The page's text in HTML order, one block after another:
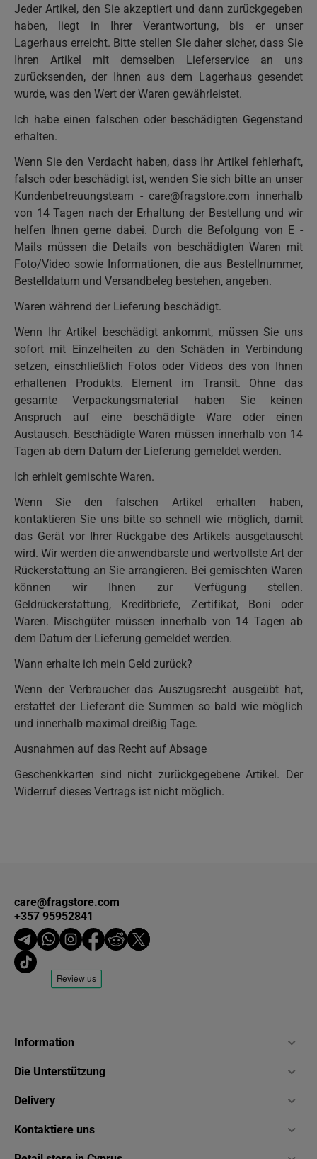
Jeder Artikel, den Sie akzeptiert und dann zurückgegeben
haben, liegt in Ihrer Verantwortung, bis er unser
Lagerhaus erreicht. Bitte stellen Sie daher sicher, dass Sie
Ihren Artikel mit demselben Lieferservice an uns
zurücksenden, der Ihnen aus dem Lagerhaus gesendet
wurde, was den Wert der Waren gewährleistet.
Ich habe einen falschen oder beschädigten Gegenstand
erhalten.
Wenn Sie den Verdacht haben, dass Ihr Artikel fehlerhaft,
falsch oder beschädigt ist, wenden Sie sich bitte an unser
Kundenbetreuungsteam -care@fragstore.com innerhalb
von 14 Tagen nach der Erhaltung der Bestellung und wir
helfen Ihnen gerne dabei. Durch die Befolgung von E -
Mails müssen die Details von beschädigten Waren mit
Foto/Video sowie Informationen, die aus Bestellnummer,
Bestelldatum und Versandbeleg bestehen, angeben.
Waren während der Lieferung beschädigt.
Wenn Ihr Artikel beschädigt ankommt, müssen Sie uns
sofort mit Einzelheiten zu den Schäden in Verbindung
setzen, einschließlich Fotos oder Videos des von Ihnen
erhaltenen Produkts. Element im Transit. Ohne das
gesamte Verpackungsmaterial haben Sie keinen
Anspruch auf eine beschädigte Ware oder einen
Austausch. Beschädigte Waren müssen innerhalb von 14
Tagen ab dem Datum der Lieferung gemeldet werden.
Ich erhielt gemischte Waren.
Wenn Sie den falschen Artikel erhalten haben,
kontaktieren Sie uns bitte so schnell wie möglich, damit
das Gerät vor Ihrer Rückgabe des Artikels ausgetauscht
wird. Wir werden die anwendbarste und wertvollste Art der
Rückerstattung an Sie arrangieren. Bei gemischten Waren
können wir Ihnen zur Verfügung stellen.
Geldrückerstattung, Kreditbriefe, Zertifikat, Boni oder
Waren. Mischgüter müssen innerhalb von 14 Tagen ab
dem Datum der Lieferung gemeldet werden.
Wann erhalte ich mein Geld zurück?
Wenn der Verbraucher das Auszugsrecht ausgeübt hat,
erstattet der Lieferant die Summen so bald wie möglich
und innerhalb maximal dreißig Tage.
Ausnahmen auf das Recht auf Absage
Geschenkkarten sind nicht zurückgegebene Artikel. Der
Widerruf dieses Vertrags ist nicht möglich.
care@fragstore.com
+357 95952841
Information
Die Unterstützung
Delivery
Kontaktiere uns